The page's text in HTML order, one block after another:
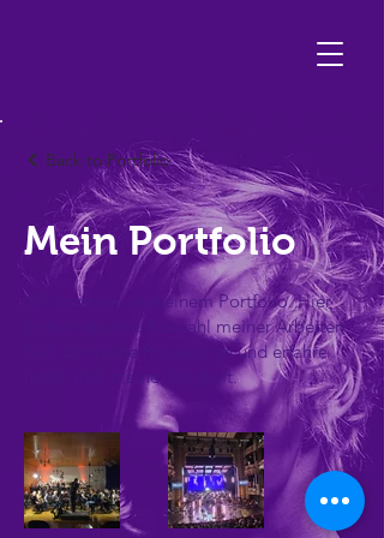
Back to Portfolio
Mein Portfolio
Willkommen in meinem Portfolio. Hier
findest du eine Auswahl meiner Arbeiten.
Sieh dir meine Projekte an und erfahre
mehr über meine Tätigkeit.